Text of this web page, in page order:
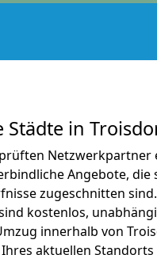
Städte in
Netzwerkpartner
Angebote, die
zugeschnitten
kostenlos,
innerhalb von
aktuellen Standorts